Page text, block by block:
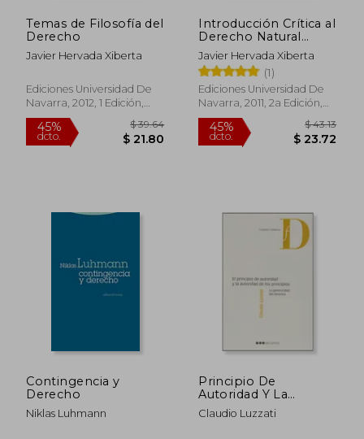
45%
dcto.
$ 60.92
$ 33.51
45%
dcto. $
Temas de Filosofía del
Derecho
Javier Hervada Xiberta
Ediciones Universidad De
Navarra, 2012, 1 Edición,
Tapa Blanda, Nuevo
Introducción Crítica al
Derecho Natural
(Manuales
(Universidad de
Navarra. Facultad de
Derecho))
Javier Hervada Xiberta
(1)
Ediciones Universidad De
Navarra, 2011, 2a Edición,
Tapa Blanda, Nuevo
Contingencia y
Derecho
Niklas Luhmann
Principio De
Autoridad Y La
Autoridad De Los
Principios, El
Claudio Luzzati